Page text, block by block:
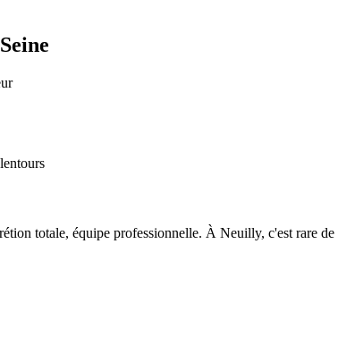
totale, équipe professionnelle. À Neuilly, c'est rare